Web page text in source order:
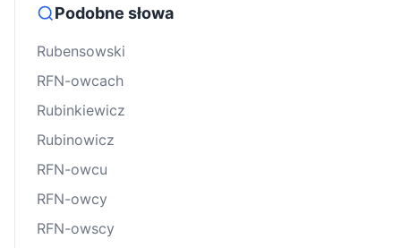
Podobne słowa
Rubensowski
RFN-owcach
Rubinkiewicz
Rubinowicz
RFN-owcu
RFN-owcy
RFN-owscy